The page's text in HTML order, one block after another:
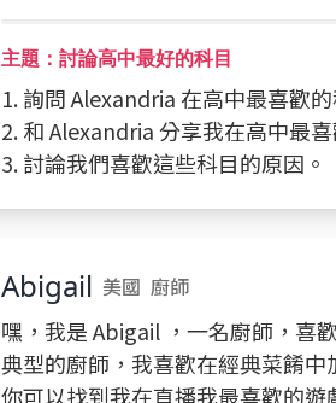
主題：討論高中最好的科目
1. 詢問 Alexandria 在高中最喜歡的
2. 和 Alexandria 分享我在高中最喜
3. 討論我們喜歡這些科目的原因。
Abigail 美國 廚師
嘿，我是 Abigail ，一名廚師，喜
典型的廚師，我喜歡在經典菜餚中
你可以找到我在直播我最喜歡的遊